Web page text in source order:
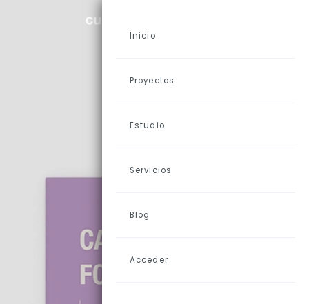
Inicio
Proyectos
Estudio
Servicios
Blog
Acceder